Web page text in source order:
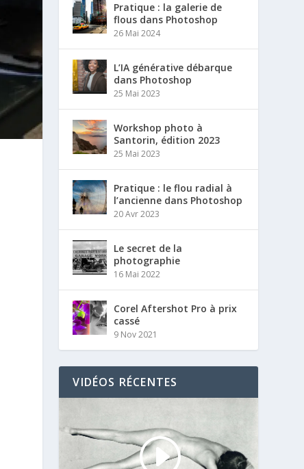
Pratique : la galerie de
flous dans Photoshop
26 Mai 2024
L’IA générative débarque
dans Photoshop
25 Mai 2023
Workshop photo à
Santorin, édition 2023
25 Mai 2023
Pratique : le flou radial à
l’ancienne dans Photoshop
20 Avr 2023
Le secret de la
photographie
16 Mai 2022
Corel Aftershot Pro à prix
cassé
9 Nov 2021
VIDÉOS RÉCENTES